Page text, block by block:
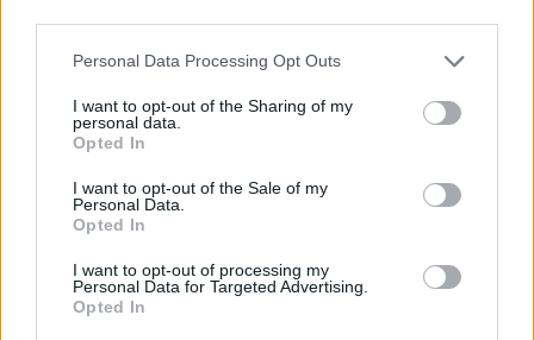
Please note that this website/app uses one or more Google
not limited to your visit or usage behaviour. You may click to
grant or deny consent to Google and its third-party tags to
use your data for below specified purposes in below Google
consent section.
Personal Data Processing Opt Outs
I want to opt-out of the Sharing of my
personal data.
Opted In
I want to opt-out of the Sale of my
Personal Data.
Opted In
I want to opt-out of processing my
Personal Data for Targeted Advertising.
Opted In
POKOLI ROKONOK # ÁRPA ATTILA ELŐZETESEK
DOBÓ KATA